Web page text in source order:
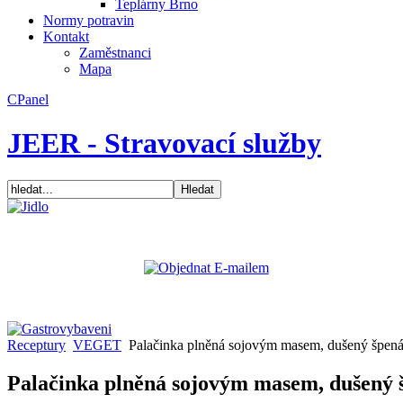
Teplárny Brno
Normy potravin
Kontakt
Zaměstnanci
Mapa
CPanel
JEER - Stravovací služby
Receptury VEGET Palačinka plněná sojovým masem, dušený
Palačinka plněná sojovým masem, dušený